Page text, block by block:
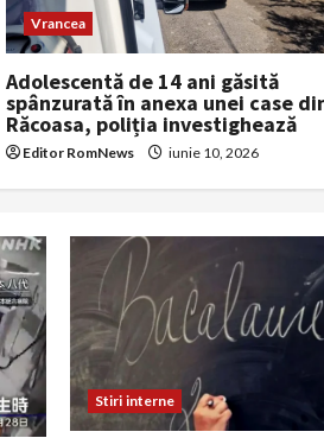
Vrancea
Adolescentă de 14 ani găsită
spânzurată în anexa unei case
Răcoasa, poliția investighează
Editor RomNews iunie 10, 2026
Stiri interne